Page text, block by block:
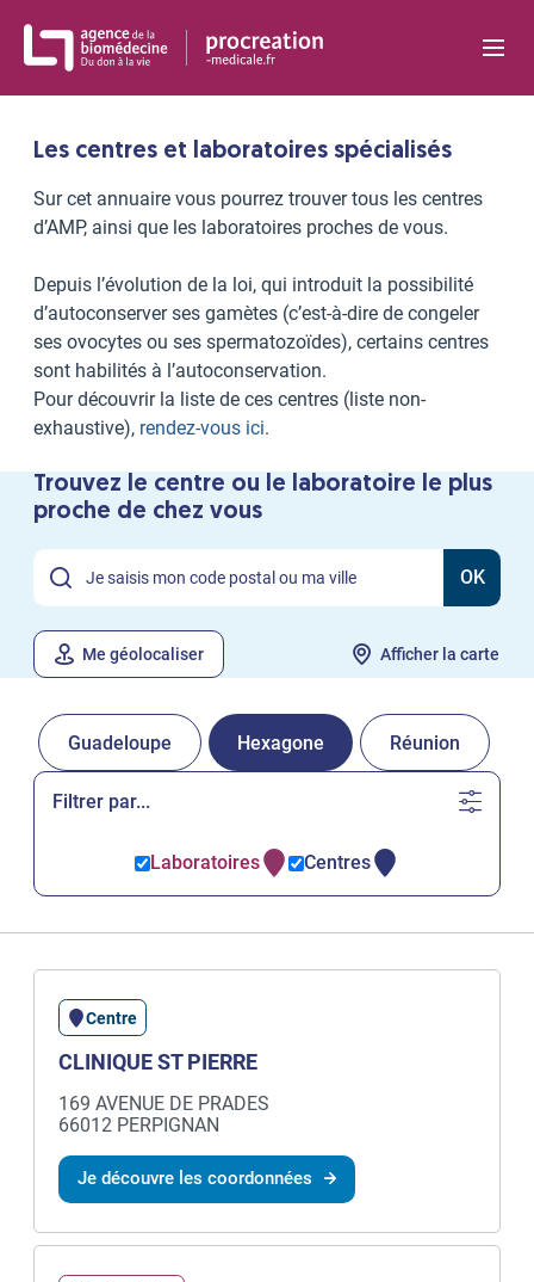
Les centres et laboratoires spécialisés
Sur cet annuaire vous pourrez trouver tous les centres
d’AMP, ainsi que les laboratoires proches de vous.
Depuis l’évolution de la loi, qui introduit la possibilité
d’autoconserver ses gamètes (c’est-à-dire de congeler
ses ovocytes ou ses spermatozoïdes), certains centres
sont habilités à l’autoconservation.
Pour découvrir la liste de ces centres (liste non-
exhaustive), rendez-vous ici.
Trouvez le centre ou le laboratoire le plus
proche de chez vous
OK
Me géolocaliser Afficher la carte
Guadeloupe Hexagone Réunion
Filtrer par...
Laboratoires Centres
Centre
CLINIQUE ST PIERRE
169 AVENUE DE PRADES
66012 PERPIGNAN
Je découvre les coordonnées